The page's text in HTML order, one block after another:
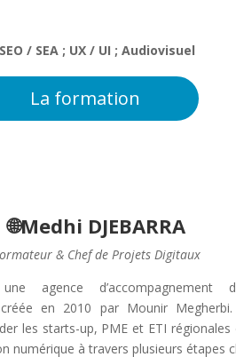
SEO / SEA ; UX / UI ; Audiovisuel
La formation
🌐Medhi DJEBARRA
& Chef de Projets Digitaux
agence d’accompagnement
en 2010 par Mounir
les starts-up, PME et ETI régionales
numérique à travers plusieurs étapes